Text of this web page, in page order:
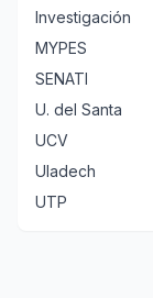
Investigación
MYPES
SENATI
U. del Santa
UCV
Uladech
UTP